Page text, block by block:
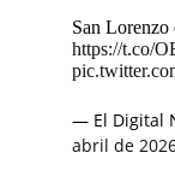
San Lorenzo
https://t.co/
— El Digital
abril de